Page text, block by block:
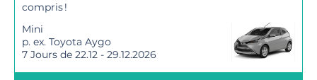
compris !
Mini
p. ex. Toyota Aygo
7 Jours de 22.12 - 29.12.2026